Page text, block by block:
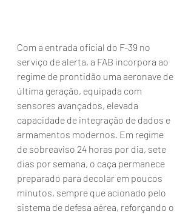
Com a entrada oficial do F-39 no
serviço de alerta, a FAB incorpora ao
regime de prontidão uma aeronave de
última geração, equipada com
sensores avançados, elevada
capacidade de integração de dados e
armamentos modernos. Em regime
de sobreaviso 24 horas por dia, sete
dias por semana, o caça permanece
preparado para decolar em poucos
minutos, sempre que acionado pelo
sistema de defesa aérea, reforçando o